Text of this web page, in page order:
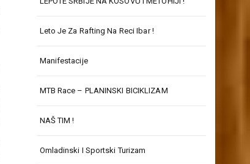
Leto Je Za Rafting Na Reci Ibar !
Manifestacije
MTB Race – PLANINSKI BICIKLIZAM
NAŠ TIM !
Omladinski I Sportski Turizam